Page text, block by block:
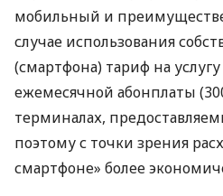
мобильный и
случае использования
(смартфона) тариф на
ежемесячной абонплаты
терминалах,
поэтому с точки зрения
смартфоне» более